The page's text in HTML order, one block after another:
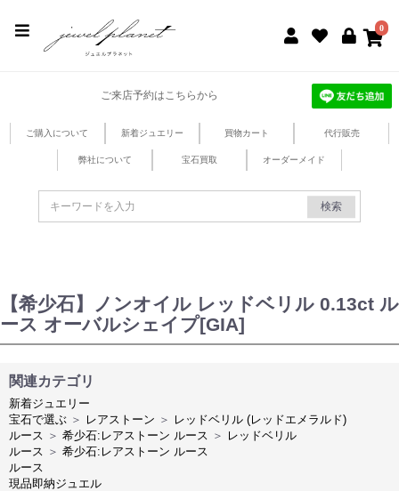
0
ご来店予約はこちらから
ご購入について 新着ジュエリー 買物カート 代行販売
弊社について 宝石買取 オーダーメイド
検索
【希少石】ノンオイル レッドベリル 0.13ct ル
ース オーバルシェイプ[GIA]
関連カテゴリ
新着ジュエリー
宝石で選ぶ ＞ レアストーン ＞ レッドベリル (レッドエメラルド)
ルース ＞ 希少石:レアストーン ルース ＞ レッドベリル
ルース ＞ 希少石:レアストーン ルース
ルース
現品即納ジュエル